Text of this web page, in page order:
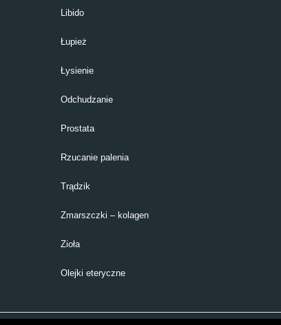
Libido
Łupież
Łysienie
Odchudzanie
Prostata
Rzucanie palenia
Trądzik
Zmarszczki – kolagen
Zioła
Olejki eteryczne